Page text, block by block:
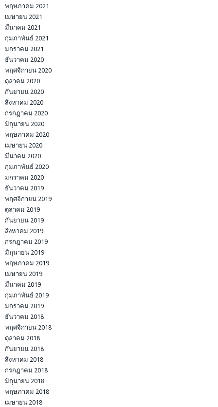
พฤษภาคม 2021
เมษายน 2021
มีนาคม 2021
กุมภาพันธ์ 2021
มกราคม 2021
ธันวาคม 2020
พฤศจิกายน 2020
ตุลาคม 2020
กันยายน 2020
สิงหาคม 2020
กรกฎาคม 2020
มิถุนายน 2020
พฤษภาคม 2020
เมษายน 2020
มีนาคม 2020
กุมภาพันธ์ 2020
มกราคม 2020
ธันวาคม 2019
พฤศจิกายน 2019
ตุลาคม 2019
กันยายน 2019
สิงหาคม 2019
กรกฎาคม 2019
มิถุนายน 2019
พฤษภาคม 2019
เมษายน 2019
มีนาคม 2019
กุมภาพันธ์ 2019
มกราคม 2019
ธันวาคม 2018
พฤศจิกายน 2018
ตุลาคม 2018
กันยายน 2018
สิงหาคม 2018
กรกฎาคม 2018
มิถุนายน 2018
พฤษภาคม 2018
เมษายน 2018